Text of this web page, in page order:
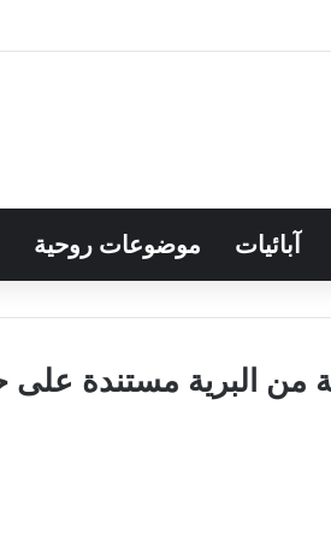
آبائيات موضوعات روحية